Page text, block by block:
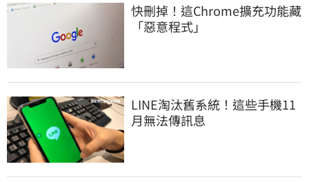
快刪掉！這Chrome擴充功能藏
「惡意程式」
LINE淘汰舊系統！這些手機11
月無法傳訊息